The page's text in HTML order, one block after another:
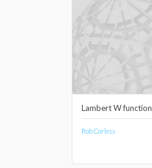
Lambert W function
Rob Corless